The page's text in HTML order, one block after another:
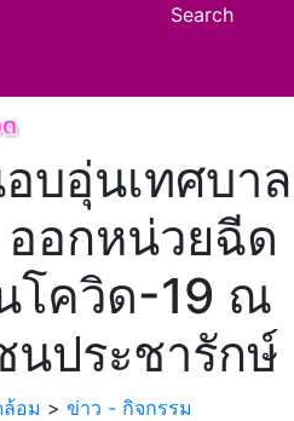
Search
บอุ่นเทศบาล
อกหน่วยฉีด
โควิด-19 ณ
ประชารักษ์
อม > ข่าว - กิจกรรม